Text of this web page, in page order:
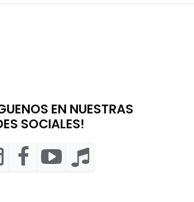
EN NUESTRAS
SOCIALES!